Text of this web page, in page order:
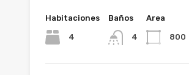
Habitaciones
4
Baños
4
Area
800